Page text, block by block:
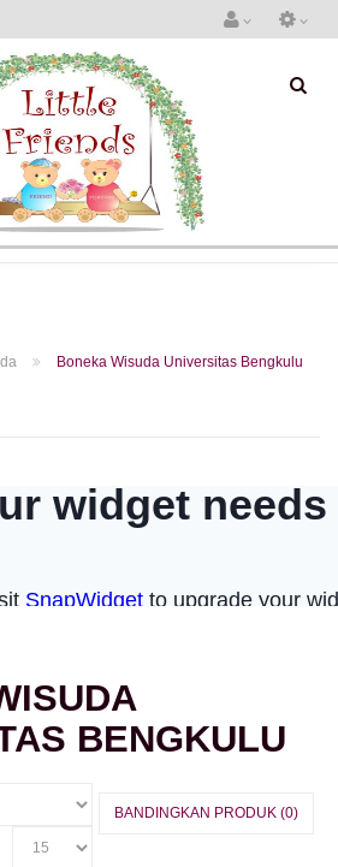
Boneka Wisuda Universitas Bengkulu
BENGKULU
BANDINGKAN PRODUK (0)